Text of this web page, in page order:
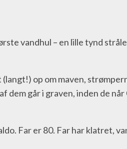
vandhul – en lille tynd
op om maven,
går i graven, inden de når
Far er 80. Far har klatret,